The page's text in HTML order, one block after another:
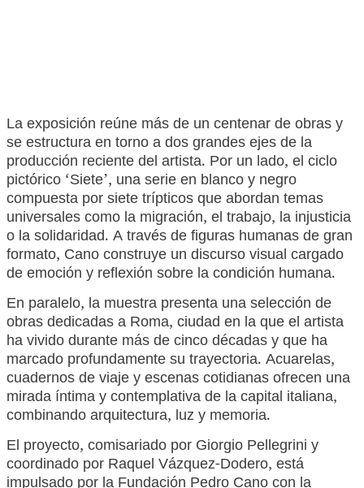
La exposición reúne más de un centenar de obras y
se estructura en torno a dos grandes ejes de la
producción reciente del artista. Por un lado, el ciclo
pictórico ‘Siete’, una serie en blanco y negro
compuesta por siete trípticos que abordan temas
universales como la migración, el trabajo, la injusticia
o la solidaridad. A través de figuras humanas de gran
formato, Cano construye un discurso visual cargado
de emoción y reflexión sobre la condición humana.
En paralelo, la muestra presenta una selección de
obras dedicadas a Roma, ciudad en la que el artista
ha vivido durante más de cinco décadas y que ha
marcado profundamente su trayectoria. Acuarelas,
cuadernos de viaje y escenas cotidianas ofrecen una
mirada íntima y contemplativa de la capital italiana,
combinando arquitectura, luz y memoria.
El proyecto, comisariado por Giorgio Pellegrini y
coordinado por Raquel Vázquez-Dodero, está